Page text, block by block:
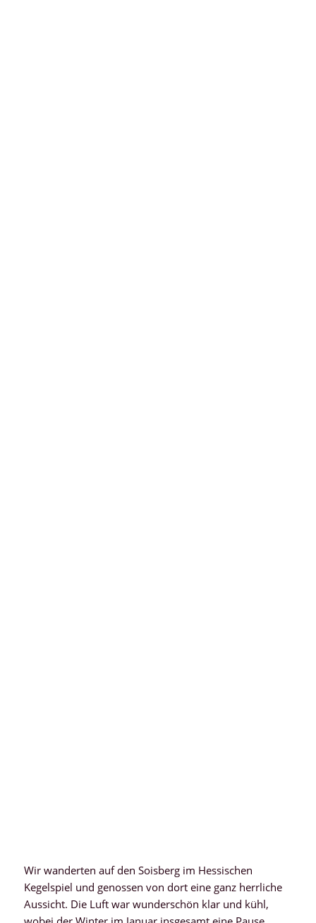
Wir wanderten auf den Soisberg im Hessischen
Kegelspiel und genossen von dort eine ganz herrliche
Aussicht. Die Luft war wunderschön klar und kühl,